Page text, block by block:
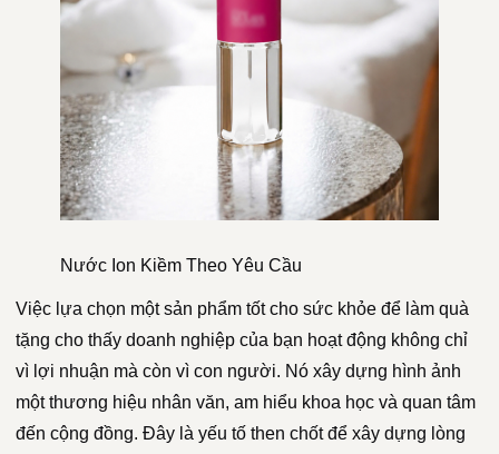
Nước Ion Kiềm Theo Yêu Cầu
Việc lựa chọn một sản phẩm tốt cho sức khỏe để làm quà
tặng cho thấy doanh nghiệp của bạn hoạt động không chỉ
vì lợi nhuận mà còn vì con người. Nó xây dựng hình ảnh
một thương hiệu nhân văn, am hiểu khoa học và quan tâm
đến cộng đồng. Đây là yếu tố then chốt để xây dựng lòng